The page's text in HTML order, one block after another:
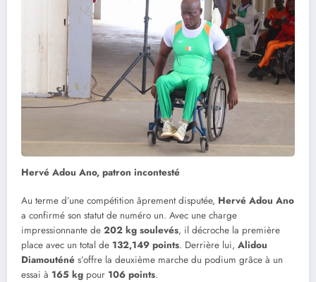
Hervé Adou Ano, patron incontesté
Au terme d’une compétition âprement disputée, Hervé Adou Ano
a confirmé son statut de numéro un. Avec une charge
impressionnante de 202 kg soulevés, il décroche la première
place avec un total de 132,149 points. Derrière lui, Alidou
Diamouténé s’offre la deuxième marche du podium grâce à un
essai à 165 kg pour 106 points.